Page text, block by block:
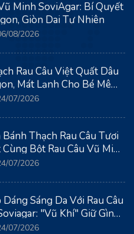
Minh SoviAgar: Bí Quyết
Giòn Dai Tự Nhiên
08/2026
Rau Câu Việt Quất Dâu
Mát Lạnh Cho Bé Mê
07/2026
Thạch Rau Câu Tươi
Bột Rau Câu Vũ Minh
07/2026
Sáng Da Với Rau Câu
"Vũ Khí" Giữ Gìn
Biển Cả
07/2026